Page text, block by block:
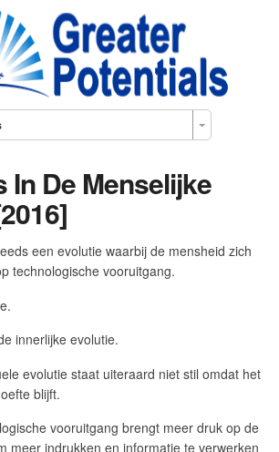
In De Menselijke
een evolutie waarbij de mensheid zich
technologische vooruitgang.
innerlijke evolutie.
evolutie staat uiteraard niet stil omdat het
blijft.
vooruitgang brengt meer druk op de
meer indrukken en informatie te verwerken